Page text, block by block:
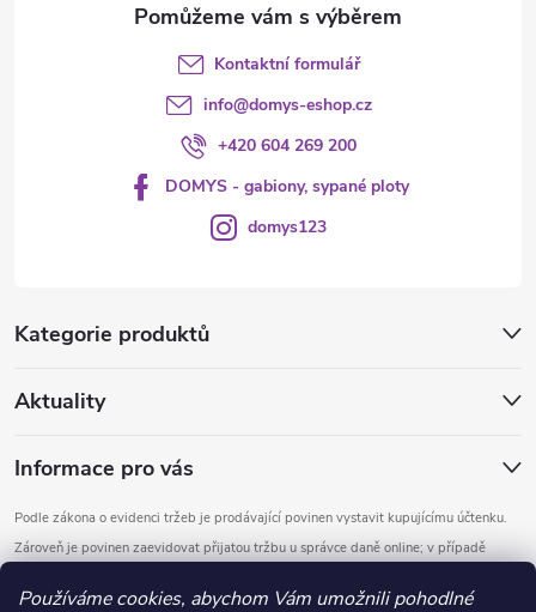
Používáme cookies, abychom Vám umožnili pohodlné
Kategorie produktů
Aktuality
Informace pro vás
Podle zákona o evidenci tržeb je prodávající povinen vystavit kupujícímu účtenku.
Zároveň je povinen zaevidovat přijatou tržbu u správce daně online; v případě
Kontaktní formulář
info@domys-eshop.cz
+420 604 269 200
DOMYS - gabiony, sypané ploty
domys123